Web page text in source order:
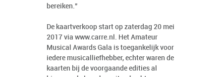
bereiken.”
De kaartverkoop start op zaterdag 20 mei
2017 via www.carre.nl. Het Amateur
Musical Awards Gala is toegankelijk voor
iedere musicalliefhebber, echter waren de
kaarten bij de voorgaande edities al